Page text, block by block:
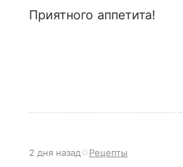
Приятного аппетита!
2 дня назад Рецепты